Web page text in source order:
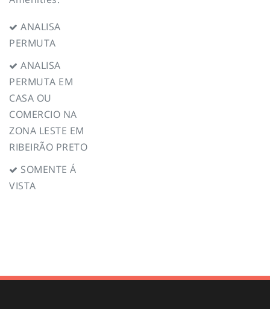
ANALISA
PERMUTA
ANALISA
PERMUTA EM
CASA OU
COMERCIO NA
ZONA LESTE EM
RIBEIRÃO PRETO
SOMENTE Á
VISTA